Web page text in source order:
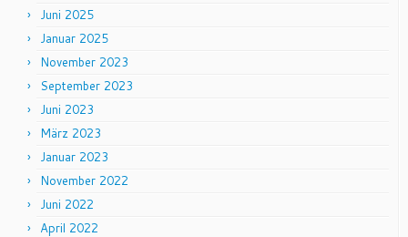
Juni 2025
Januar 2025
November 2023
September 2023
Juni 2023
März 2023
Januar 2023
November 2022
Juni 2022
April 2022